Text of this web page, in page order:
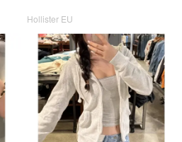
Hollister EU